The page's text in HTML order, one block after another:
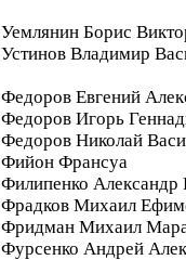
Уемлянин Борис
Устинов Владимир
Федоров Евгений
Федоров Игорь
Федоров Николай
Фийон Франсуа
Филипенко Александр
Фрадков Михаил
Фридман Михаил
Фурсенко Андрей